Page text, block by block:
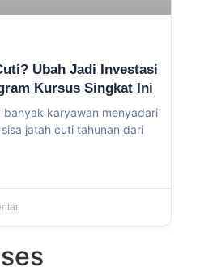
Ubah Jadi Investasi
Kursus Singkat Ini
karyawan menyadari
jatah cuti tahunan dari